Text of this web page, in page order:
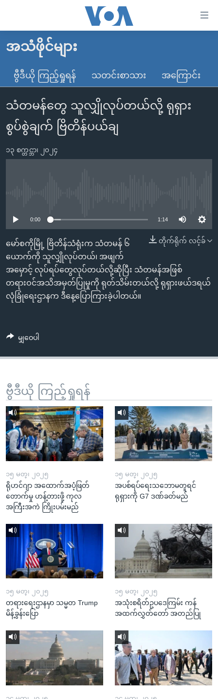
လွယ်ကူ
သည့်
များ
ပင်မ
သို့
စာမျက်နှာ
သို့
ကျော်
ကြည့်
ရန်
နေရာ
မူလစာမျက်နှာ
မြန်မာ
ကမ္ဘာ့သတင်းများ
နိုင်ငံတကာ
အမေရိကန်
အစ္စရေး-ပါလက်စတိုင်း
ဗွီဒီယို
သတင်းလွတ်လပ်ခွင့်
ရပ်ဝန်းတခု လမ်းတခု အလွန်
အင်္ဂလိပ်စာလေ့လာမယ်
ဗွီအိုအေ လူမှုကွန်ယက်များ
အသံဖိုင်များ
ဗွီဒီယို ကြည့်ရှုရန် သတင်းစာသား အကြောင်း
သံတမန်တွေ သူလျှိုလုပ်တယ်လို့ ရုရှား
စွပ်စွဲချက် ဗြိတိန်ပယ်ချ
၁၃ စက္တင္ဘာ၊ ၂၀၂၄
0:00 1:14
တိုက်ရိုက် လင့်ခ်
မော်စကိုမြို့ ဗြိတိန်သံရုံးက သံတမန် ၆
ယောက်ကို သူလျှိုလုပ်တယ်၊ အဖျက်
အမှောင့် လုပ်ရပ်တွေလုပ်တယ်လို့ဆိုပြီး သံတမန်အဖြစ်
တရားဝင်အသိအမှတ်ပြုမှုကို ရုတ်သိမ်းတယ်လို့ ရုရှားဖယ်ဒရယ်
လုံခြုံရေးဌာနက ဒီနေ့ပြောကြားခဲ့ပါတယ်။
မျှဝေပါ
ဗွီဒီယို ကြည့်ရှုရန်
၁၅ မတ္၊ ၂၀၂၅
ရိုဟင်ဂျာ အထောက်အပံ့ဖြတ်
တောက်မှု ဟန့်တားဖို့ ကုလ
အကြီးအကဲ ကြိုးပမ်းမည်
၁၅ မတ္၊ ၂၀၂၅
အပစ်ရပ်ရေးသဘောမတူရင်
ရုရှားကို G7 ဒဏ်ခတ်မည်
၁၅ မတ္၊ ၂၀၂၅
တရားရေးဌာနမှာ သမ္မတ Trump
မိန့်ခွန်းပြော
၁၅ မတ္၊ ၂၀၂၅
အသုံးစရိတ်ဥပဒေကြမ်း ကန်
အထက်လွှတ်တော် အတည်ပြု